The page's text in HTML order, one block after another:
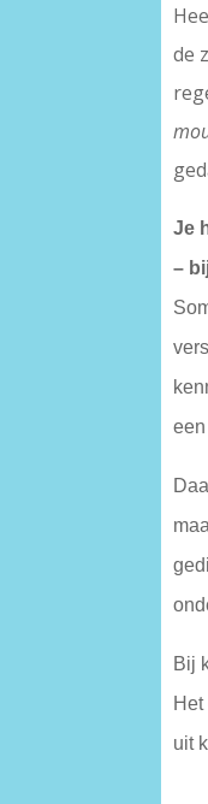
de
Je
–
Bij
uit